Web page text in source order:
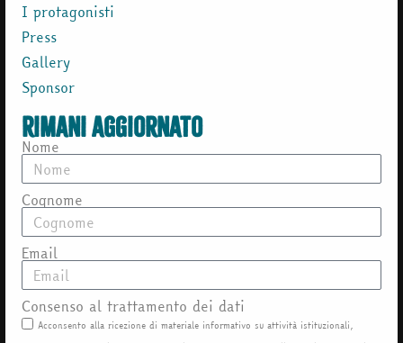
I protagonisti
Press
Gallery
Sponsor
rimani aggiornato
Nome
Cognome
Email
Consenso al trattamento dei dati
Acconsento alla ricezione di materiale informativo su attività istituzionali,